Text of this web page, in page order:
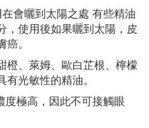
會曬到太陽之處 有些精油
，使用後如果曬到太陽，皮
。
橙、萊姆、歐白芷根、檸檬
光敏性的精油。
極高，因此不可接觸眼